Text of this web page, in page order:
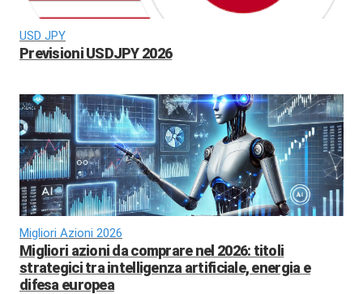
USD JPY
Previsioni USDJPY 2026
Migliori Azioni 2026
Migliori azioni da comprare nel 2026: titoli
strategici tra intelligenza artificiale, energia e
difesa europea